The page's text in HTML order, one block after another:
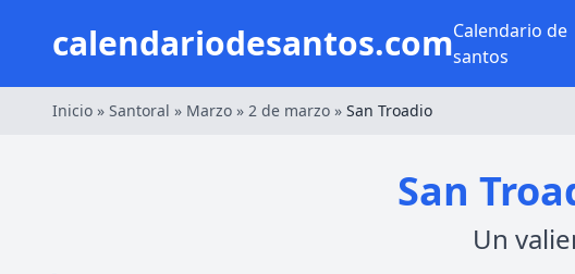
calendariodesantos.comCalendario de
santos
Inicio » Santoral » Marzo » 2 de marzo » San Troadio
San
Un